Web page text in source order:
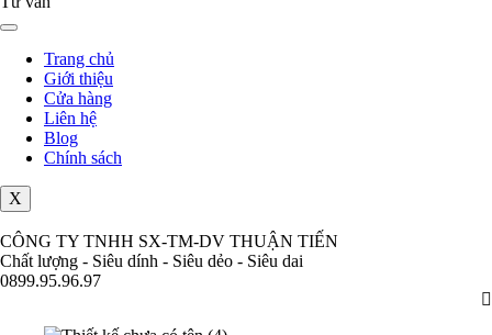
Trang chủ
Giới thiệu
Cửa hàng
Liên hệ
Blog
Chính sách
X
CÔNG TY TNHH SX-TM-DV THUẬN TIẾN
Chất lượng - Siêu dính - Siêu dẻo - Siêu dai
0899.95.96.97